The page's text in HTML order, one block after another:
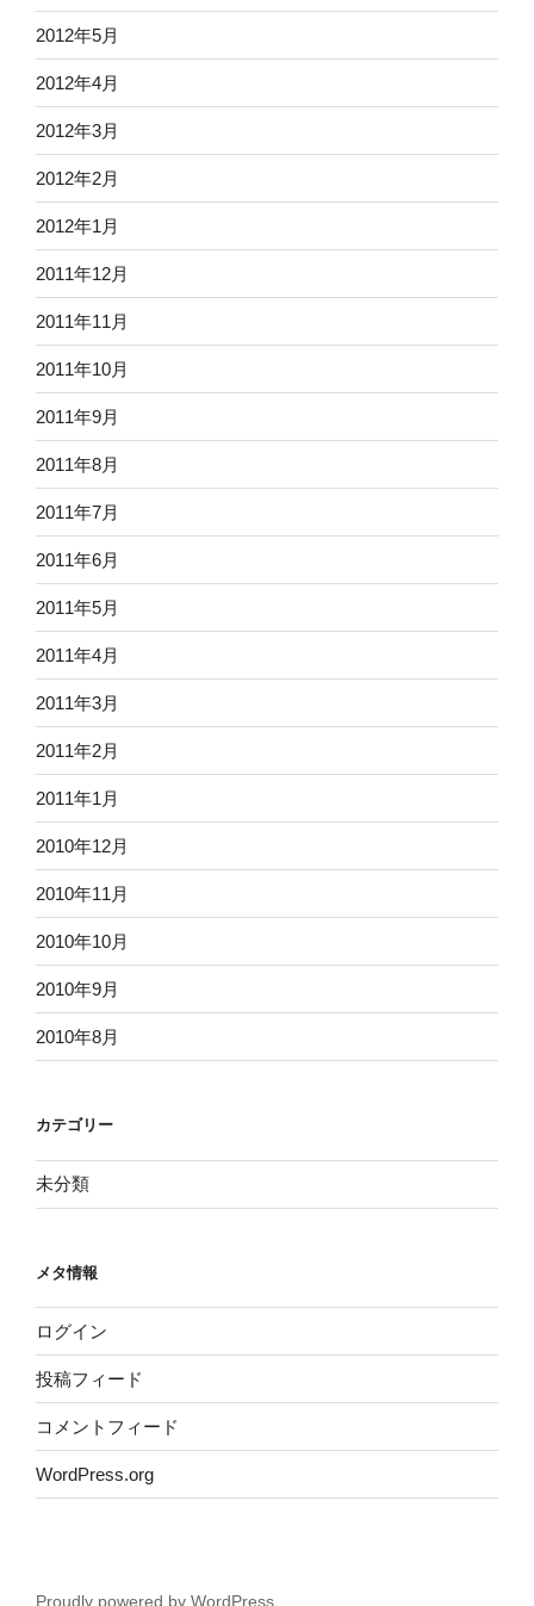
2012年5月
2012年4月
2012年3月
2012年2月
2012年1月
2011年12月
2011年11月
2011年10月
2011年9月
2011年8月
2011年7月
2011年6月
2011年5月
2011年4月
2011年3月
2011年2月
2011年1月
2010年12月
2010年11月
2010年10月
2010年9月
2010年8月
カテゴリー
未分類
メタ情報
ログイン
投稿フィード
コメントフィード
WordPress.org
Proudly powered by WordPress